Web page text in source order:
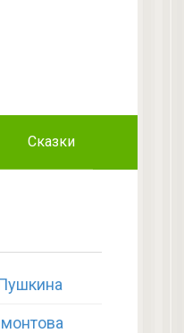
Сказки